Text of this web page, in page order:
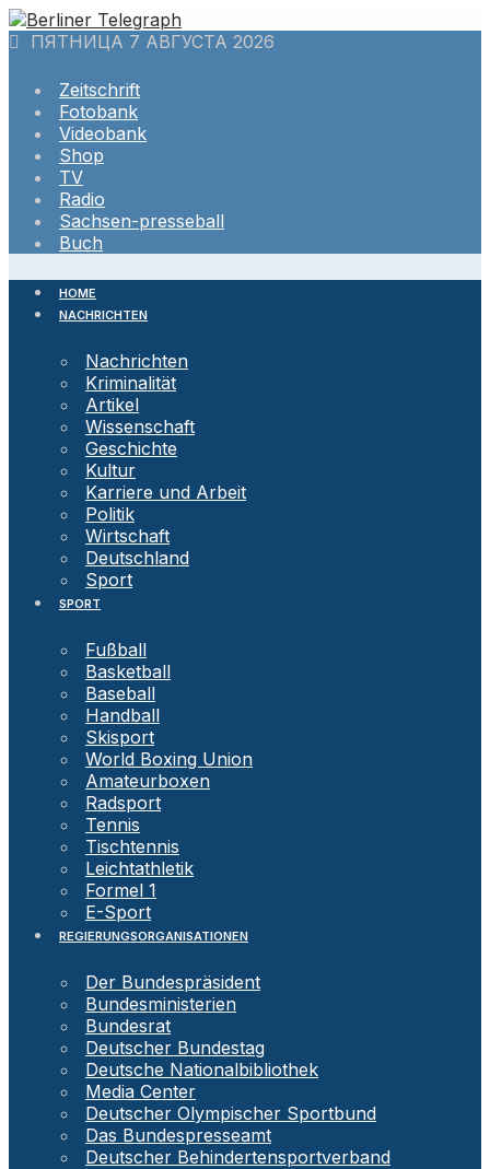
Skip
to ПЯТНИЦА 7 АВГУСТА 2026
Zeitschrift
Fotobank
Videobank
Shop
TV
Radio
Sachsen-presseball
Buch
HOME
NACHRICHTEN
Nachrichten
Kriminalität
Artikel
Wissenschaft
Geschichte
Kultur
Karriere und Arbeit
Politik
Wirtschaft
Deutschland
Sport
SPORT
Fußball
Basketball
Baseball
Handball
Skisport
World Boxing Union
Amateurboxen
Radsport
Tennis
Tischtennis
Leichtathletik
Formel 1
E-Sport
REGIERUNGSORGANISATIONEN
Der Bundespräsident
Bundesministerien
Bundesrat
Deutscher Bundestag
Deutsche Nationalbibliothek
Media Center
Deutscher Olympischer Sportbund
Das Bundespresseamt
Deutscher Behindertensportverband